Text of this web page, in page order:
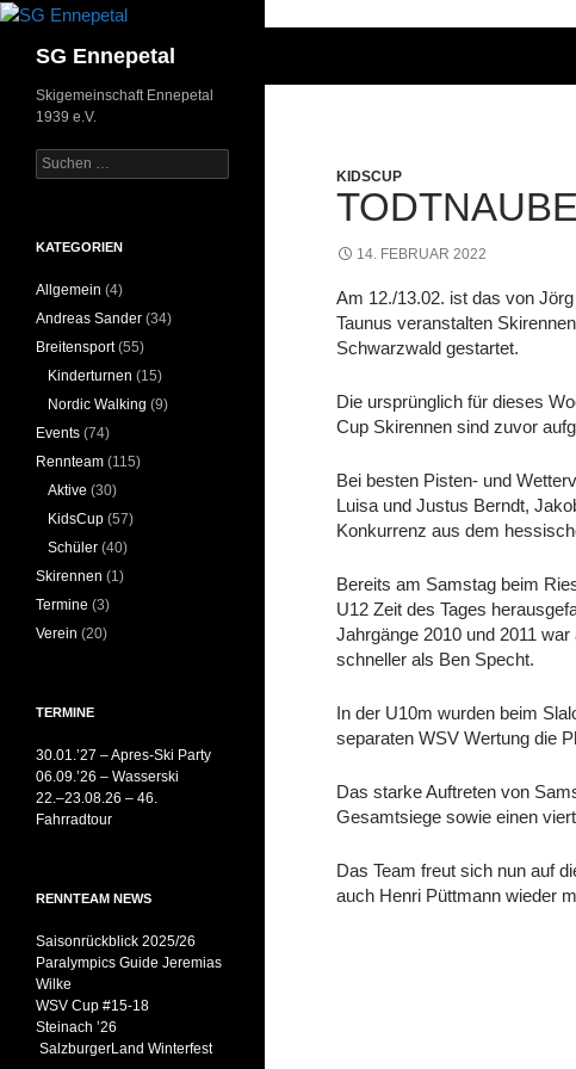
Zum
springenSG Ennepetal
KIDSCUP
14. FEBRUAR 2022
Am 12./13.02. ist das von
Taunus veranstalten
Schwarzwald gestartet.
Die ursprünglich für dieses
Cup Skirennen sind zuvor
Bei besten Pisten- und
Luisa und Justus Berndt,
Konkurrenz aus dem
Bereits am Samstag beim
U12 Zeit des Tages
Jahrgänge 2010 und 2011
schneller als Ben Specht.
In der U10m wurden beim
separaten WSV Wertung die
Das starke Auftreten von
Gesamtsiege sowie einen
Das Team freut sich nun auf
auch Henri Püttmann wieder
Skigemeinschaft Ennepetal
1939 e.V.
Suchen
nach:
KATEGORIEN
Allgemein (4)
Andreas Sander (34)
Breitensport(55)
Kinderturnen (15)
Nordic Walking (9)
Events (74)
Rennteam (115)
Aktive (30)
KidsCup (57)
Schüler (40)
Skirennen (1)
Termine (3)
Verein (20)
TERMINE
30.01.’27 – Apres-Ski Party
06.09.’26 – Wasserski
22.–23.08.26 – 46.
Fahrradtour
RENNTEAM NEWS
Saisonrückblick 2025/26
Paralympics Guide Jeremias
Wilke
WSV Cup #15-18
Steinach ’26
SalzburgerLand Winterfest